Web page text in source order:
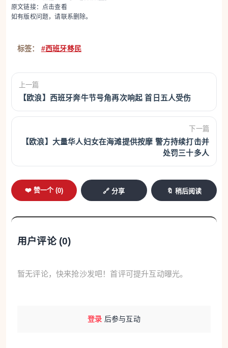
原文链接： 点击查看
如有版权问题，请联系删除。
标签： #西班牙移民
上一篇
【欧浪】西班牙奔牛节号角再次响起 首日五人受伤
下一篇
【欧浪】大量华人妇女在海滩提供按摩 警方持续打击并
处罚三十多人
❤️ 赞一个 (0) 🔗 分享 🔖 稍后阅读
用户评论 (0)
暂无评论，快来抢沙发吧！首评可提升互动曝光。
登录 后参与互动